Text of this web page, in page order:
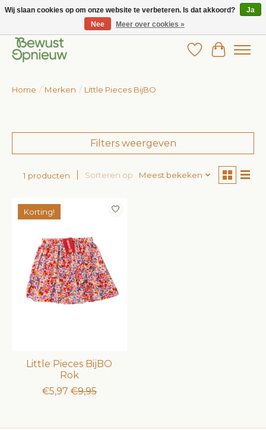
Wij bieden het grootste aanbod in betaalbare kinderkleding!
Verlanglijst
Home / Merken / Little Pieces BijBO
Filters weergeven
1 producten Sorteren op Meest bekeken
Korting!
Little Pieces BijBO
Rok
€5,97 €9,95
Wij slaan cookies op om onze website te verbeteren. Is dat akkoord?
Ja
Nee
Meer over cookies »